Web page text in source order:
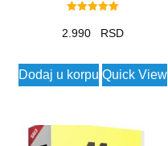
5.00
out of 5
2.990
Dodaj u korpu Quick View